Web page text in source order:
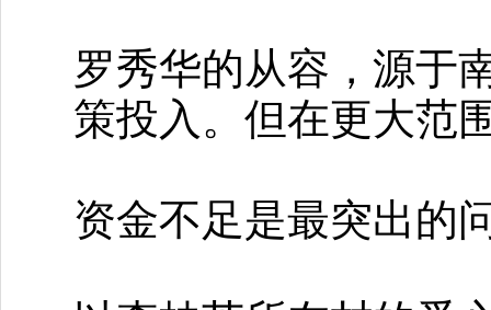
罗秀华的从容，源于
策投入。但在更大范
资金不足是最突出的